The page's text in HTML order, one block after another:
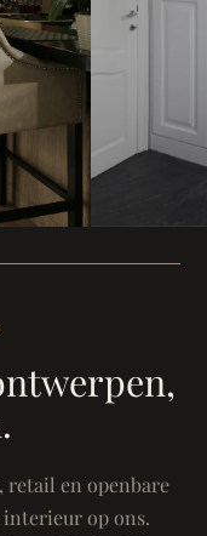
retail en openbare
op ons.